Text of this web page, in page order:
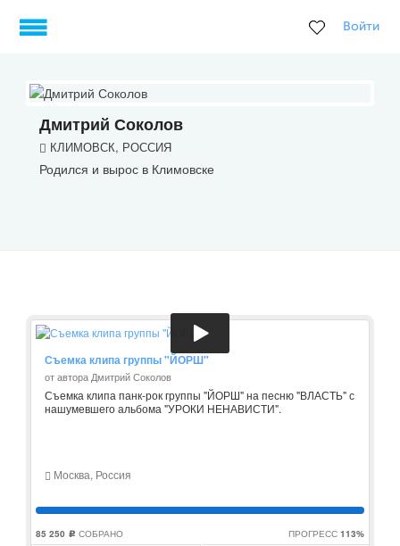
Войти
Дмитрий Соколов
КЛИМОВСК, РОССИЯ
Родился и вырос в Климовске
Съемка клипа группы "ЙОРШ"
от автора Дмитрий Соколов
Съемка клипа панк-рок группы "ЙОРШ" на песню "ВЛАСТЬ" с
нашумевшего альбома "УРОКИ НЕНАВИСТИ".
Москва, Россия
85 250 c СОБРАНО ПРОГРЕСС 113%